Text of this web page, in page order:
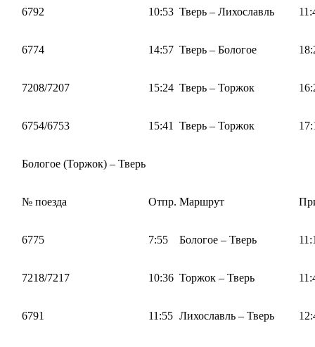
6792 10:53 Тверь – Лихославль
6774 14:57 Тверь – Бологое
7208/7207 15:24 Тверь – Торжок
6754/6753 15:41 Тверь – Торжок
Бологое (Торжок) – Тверь
№ поезда Отпр. Маршрут
6775 7:55 Бологое – Тверь
7218/7217 10:36 Торжок – Тверь
6791 11:55 Лихославль – Тверь